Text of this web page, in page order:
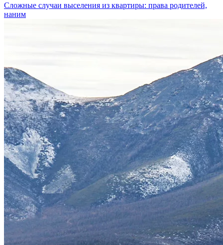
Сложные случаи выселения из квартиры: права родителей,
наним